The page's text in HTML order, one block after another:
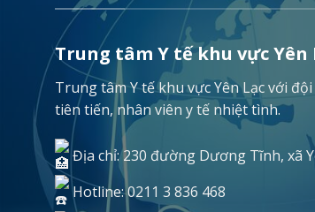
Trung tâm Y tế khu vực Yên
Trung tâm Y tế khu vực Yên Lạc với
tiên tiến, nhân viên y tế nhiệt tình.
Địa chỉ: 230 đường Dương Tĩnh, xã
Hotline: 0211 3 836 468